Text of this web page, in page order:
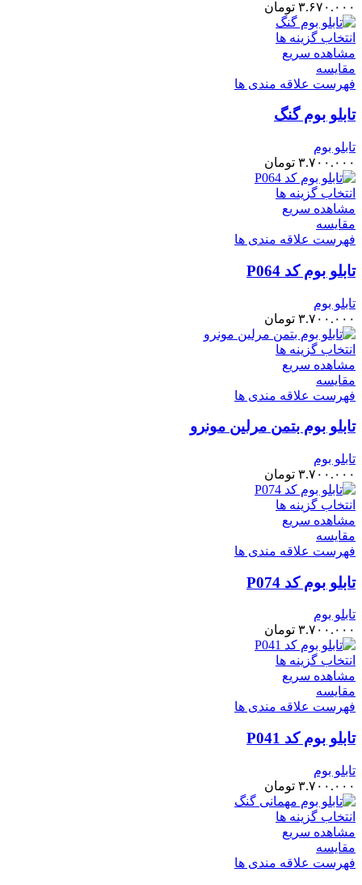
۳.۶۷۰.۰۰۰ تومان
انتخاب گزینه ها
مشاهده سریع
مقایسه
فهرست علاقه مندی ها
تابلو بوم گنگ
تابلو بوم
۳.۷۰۰.۰۰۰ تومان
انتخاب گزینه ها
مشاهده سریع
مقایسه
فهرست علاقه مندی ها
تابلو بوم کد P064
تابلو بوم
۳.۷۰۰.۰۰۰ تومان
انتخاب گزینه ها
مشاهده سریع
مقایسه
فهرست علاقه مندی ها
تابلو بوم بتمن مرلین مونرو
تابلو بوم
۳.۷۰۰.۰۰۰ تومان
انتخاب گزینه ها
مشاهده سریع
مقایسه
فهرست علاقه مندی ها
تابلو بوم کد P074
تابلو بوم
۳.۷۰۰.۰۰۰ تومان
انتخاب گزینه ها
مشاهده سریع
مقایسه
فهرست علاقه مندی ها
تابلو بوم کد P041
تابلو بوم
۳.۷۰۰.۰۰۰ تومان
انتخاب گزینه ها
مشاهده سریع
مقایسه
فهرست علاقه مندی ها